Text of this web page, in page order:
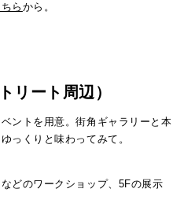
ら から。
リート周辺）
ントを用意。街角ギャラリーと本
っくりと味わってみて。
どのワークショップ、5Fの展示